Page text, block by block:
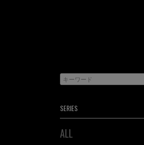
SERIES
ALL